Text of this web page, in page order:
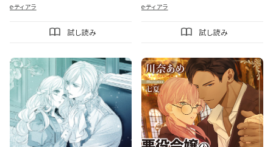
e-ティアラ
試し読み
e-ティアラ
試し読み